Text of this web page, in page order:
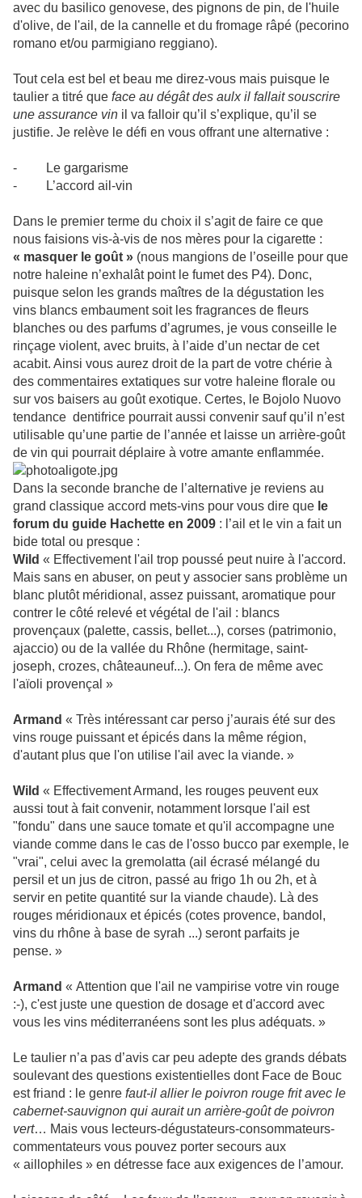
avec du basilico genovese, des pignons de pin, de l'huile
d'olive, de l'ail, de la cannelle et du fromage râpé (pecorino
romano et/ou parmigiano reggiano).
Tout cela est bel et beau me direz-vous mais puisque le
taulier a titré que face au dégât des aulx il fallait souscrire
une assurance vin il va falloir qu’il s’explique, qu’il se
justifie. Je relève le défi en vous offrant une alternative :
- Le gargarisme
- L’accord ail-vin
Dans le premier terme du choix il s’agit de faire ce que
nous faisions vis-à-vis de nos mères pour la cigarette :
« masquer le goût » (nous mangions de l’oseille pour que
notre haleine n’exhalât point le fumet des P4). Donc,
puisque selon les grands maîtres de la dégustation les
vins blancs embaument soit les fragrances de fleurs
blanches ou des parfums d’agrumes, je vous conseille le
rinçage violent, avec bruits, à l’aide d’un nectar de cet
acabit. Ainsi vous aurez droit de la part de votre chérie à
des commentaires extatiques sur votre haleine florale ou
sur vos baisers au goût exotique. Certes, le Bojolo Nuovo
tendance dentifrice pourrait aussi convenir sauf qu’il n’est
utilisable qu’une partie de l’année et laisse un arrière-goût
de vin qui pourrait déplaire à votre amante enflammée.
Dans la seconde branche de l’alternative je reviens au
grand classique accord mets-vins pour vous dire que le
forum du guide Hachette en 2009 : l’ail et le vin a fait un
bide total ou presque :
Wild « Effectivement l'ail trop poussé peut nuire à l'accord.
Mais sans en abuser, on peut y associer sans problème un
blanc plutôt méridional, assez puissant, aromatique pour
contrer le côté relevé et végétal de l'ail : blancs
provençaux (palette, cassis, bellet...), corses (patrimonio,
ajaccio) ou de la vallée du Rhône (hermitage, saint-
joseph, crozes, châteauneuf...). On fera de même avec
l'aïoli provençal »
Armand « Très intéressant car perso j’aurais été sur des
vins rouge puissant et épicés dans la même région,
d'autant plus que l'on utilise l'ail avec la viande. »
Wild « Effectivement Armand, les rouges peuvent eux
aussi tout à fait convenir, notamment lorsque l'ail est
"fondu" dans une sauce tomate et qu'il accompagne une
viande comme dans le cas de l'osso bucco par exemple, le
"vrai", celui avec la gremolatta (ail écrasé mélangé du
persil et un jus de citron, passé au frigo 1h ou 2h, et à
servir en petite quantité sur la viande chaude). Là des
rouges méridionaux et épicés (cotes provence, bandol,
vins du rhône à base de syrah ...) seront parfaits je
pense. »
Armand « Attention que l'ail ne vampirise votre vin rouge
:-), c'est juste une question de dosage et d'accord avec
vous les vins méditerranéens sont les plus adéquats. »
Le taulier n’a pas d’avis car peu adepte des grands débats
soulevant des questions existentielles dont Face de Bouc
est friand : le genre faut-il allier le poivron rouge frit avec le
cabernet-sauvignon qui aurait un arrière-goût de poivron
vert… Mais vous lecteurs-dégustateurs-consommateurs-
commentateurs vous pouvez porter secours aux
« aillophiles » en détresse face aux exigences de l’amour.